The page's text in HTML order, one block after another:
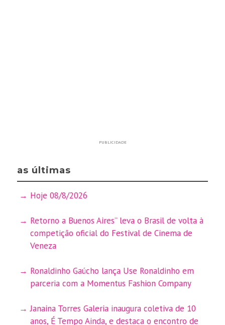
PUBLICIDADE
as últimas
Hoje 08/8/2026
Retorno a Buenos Aires” leva o Brasil de volta à
competição oficial do Festival de Cinema de
Veneza
Ronaldinho Gaúcho lança Use Ronaldinho em
parceria com a Momentus Fashion Company
Janaina Torres Galeria inaugura coletiva de 10
anos, É Tempo Ainda, e destaca o encontro de